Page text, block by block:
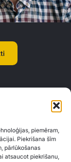
piemēram,
Piekrišana šīm
pārlūkošanas
atsaucot piekrišanu,
Mazjumpravas